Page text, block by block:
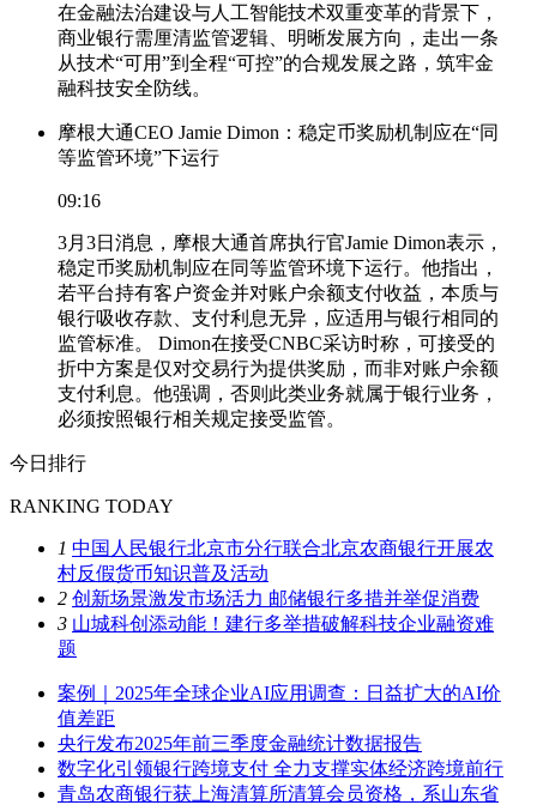
在金融法治建设与人工智能技术双重变革的背景下，
商业银行需厘清监管逻辑、明晰发展方向，走出一条
从技术“可用”到全程“可控”的合规发展之路，筑牢金
融科技安全防线。
摩根大通CEO Jamie Dimon：稳定币奖励机制应在“同
等监管环境”下运行
09:16
3月3日消息，摩根大通首席执行官Jamie Dimon表示，
稳定币奖励机制应在同等监管环境下运行。他指出，
若平台持有客户资金并对账户余额支付收益，本质与
银行吸收存款、支付利息无异，应适用与银行相同的
监管标准。 Dimon在接受CNBC采访时称，可接受的
折中方案是仅对交易行为提供奖励，而非对账户余额
支付利息。他强调，否则此类业务就属于银行业务，
必须按照银行相关规定接受监管。
今日排行
RANKING TODAY
1 中国人民银行北京市分行联合北京农商银行开展农
村反假货币知识普及活动
2 创新场景激发市场活力 邮储银行多措并举促消费
3 山城科创添动能！建行多举措破解科技企业融资难
题
案例｜2025年全球企业AI应用调查：日益扩大的AI价
值差距
央行发布2025年前三季度金融统计数据报告
数字化引领银行跨境支付 全力支撑实体经济跨境前行
青岛农商银行获上海清算所清算会员资格，系山东省